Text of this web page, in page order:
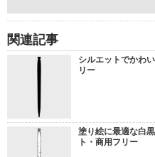
関連記事
シルエットでかわ
リー
塗り絵に最適な白
ト・商用フリー